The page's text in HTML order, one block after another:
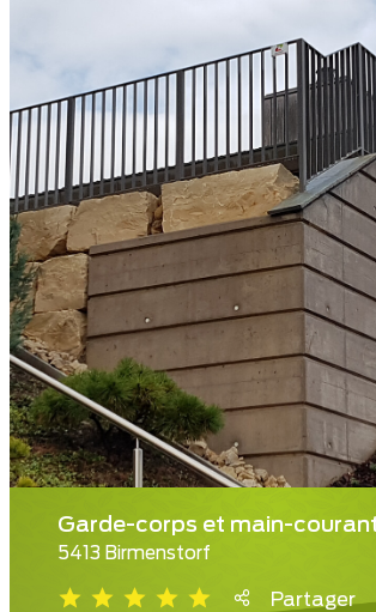
Garde-corps et main-
5413 Birmenstorf
Partager